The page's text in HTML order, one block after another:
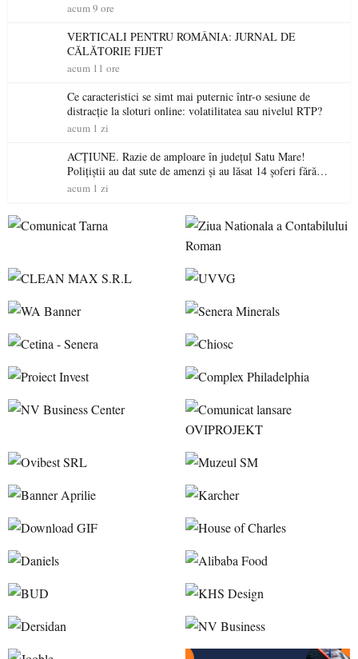
acum 9 ore
VERTICALI PENTRU ROMÂNIA: JURNAL DE
CĂLĂTORIE FIJET
acum 11 ore
Ce caracteristici se simt mai puternic într-o sesiune de
distracție la sloturi online: volatilitatea sau nivelul RTP?
acum 1 zi
ACȚIUNE. Razie de amploare în județul Satu Mare!
Polițiștii au dat sute de amenzi și au lăsat 14 șoferi fără
permis într-o singură zi
acum 1 zi